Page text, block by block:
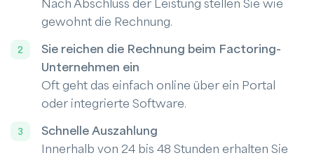
Nach Abschluss der Leistung stellen Sie wie
gewohnt die Rechnung.
Sie reichen die Rechnung beim Factoring-
Unternehmen ein
Oft geht das einfach online über ein Portal
oder integrierte Software.
Schnelle Auszahlung
Innerhalb von 24 bis 48 Stunden erhalten Sie